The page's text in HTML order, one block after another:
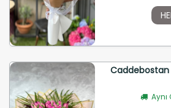
Caddebostan
Aynı